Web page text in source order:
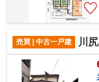
売買 | 中古一戸建 川